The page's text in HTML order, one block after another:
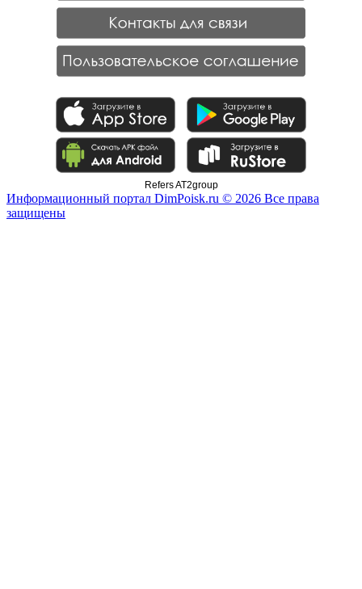
Refers AT2group
Информационный портал DimPoisk.ru © 2026 Все права
защищены